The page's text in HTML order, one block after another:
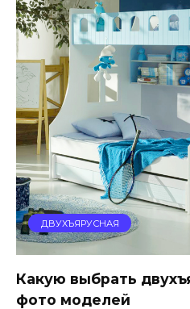
ДВУХЪЯРУСНАЯ
Какую выбрать
фото моделей